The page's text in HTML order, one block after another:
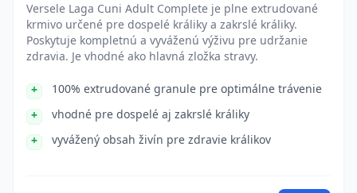
Versele Laga Cuni Adult Complete je plne extrudované
krmivo určené pre dospelé králiky a zakrslé králiky.
Poskytuje kompletnú a vyváženú výživu pre udržanie
zdravia. Je vhodné ako hlavná zložka stravy.
100% extrudované granule pre optimálne trávenie
vhodné pre dospelé aj zakrslé králiky
vyvážený obsah živín pre zdravie králikov